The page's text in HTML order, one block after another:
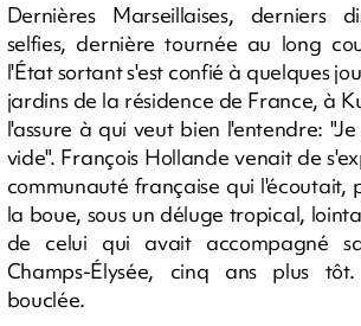
Dernières Marseillaises, derniers
selfies, dernière tournée au long
l'État sortant s'est confié à quelques
jardins de la résidence de France, à
l'assure à qui veut bien l'entendre:
vide". François Hollande venait de
communauté française qui l'écoutait,
la boue, sous un déluge tropical,
de celui qui avait accompagné
Champs-Élysée, cinq ans plus
bouclée.